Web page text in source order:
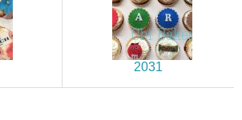
2031